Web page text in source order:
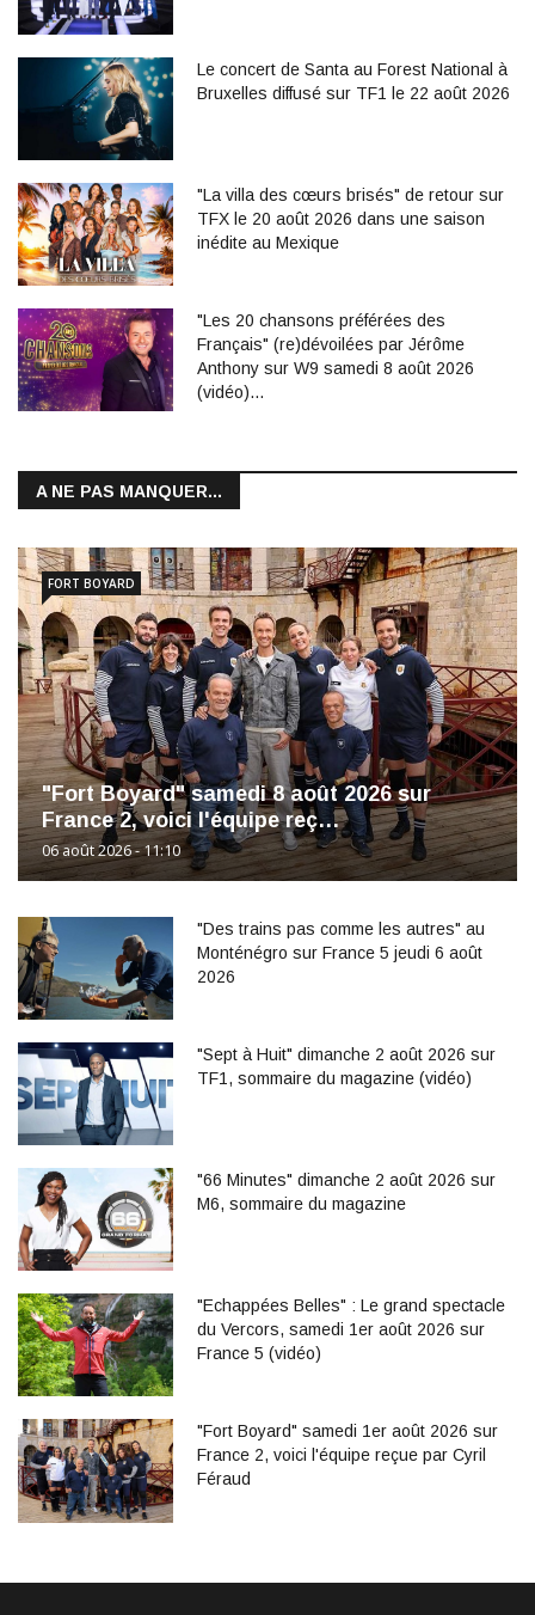
Le concert de Santa au Forest National à
Bruxelles diffusé sur TF1 le 22 août 2026
"La villa des cœurs brisés" de retour sur
TFX le 20 août 2026 dans une saison
inédite au Mexique
"Les 20 chansons préférées des
Français" (re)dévoilées par Jérôme
Anthony sur W9 samedi 8 août 2026
(vidéo)…
A NE PAS MANQUER...
"Fort Boyard" samedi 8 août 2026 sur
France 2, voici l'équipe reç…
06 août 2026 - 11:10
FORT BOYARD
"Des trains pas comme les autres" au
Monténégro sur France 5 jeudi 6 août
2026
"Sept à Huit" dimanche 2 août 2026 sur
TF1, sommaire du magazine (vidéo)
"66 Minutes" dimanche 2 août 2026 sur
M6, sommaire du magazine
"Echappées Belles" : Le grand spectacle
du Vercors, samedi 1er août 2026 sur
France 5 (vidéo)
"Fort Boyard" samedi 1er août 2026 sur
France 2, voici l'équipe reçue par Cyril
Féraud